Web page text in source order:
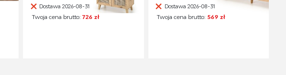
Dostawa 2026-08-31
Twoja cena brutto: 726 zł
Dostawa 2026-08-31
Twoja cena brutto: 569 zł